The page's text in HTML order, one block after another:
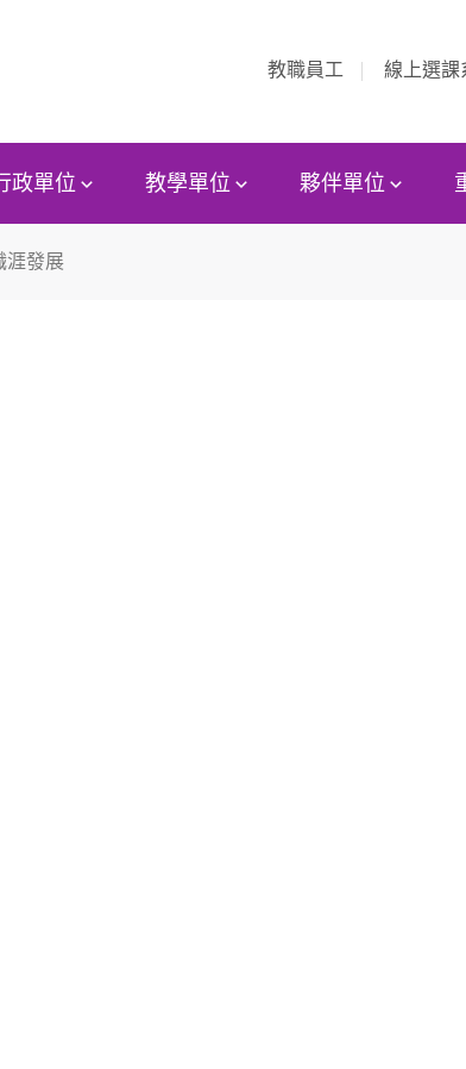
教職員工 線上選課
政單位 教學單位 夥伴單位
涯發展